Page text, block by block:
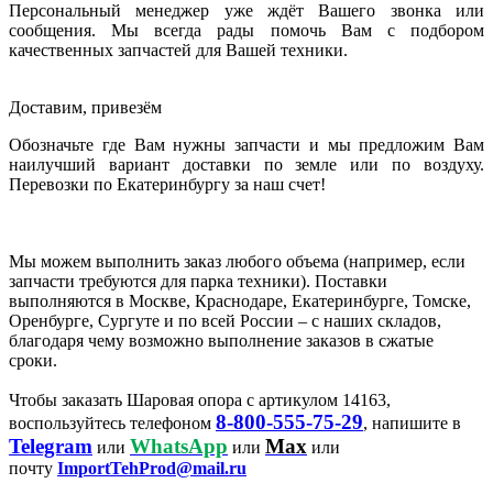
Персональный менеджер уже ждёт Вашего звонка или
сообщения. Мы всегда рады помочь Вам с подбором
качественных запчастей для Вашей техники.
Доставим, привезём
Обозначьте где Вам нужны запчасти и мы предложим Вам
наилучший вариант доставки по земле или по воздуху.
Перевозки по Екатеринбургу за наш счет!
Мы можем выполнить заказ любого объема (например, если
запчасти требуются для парка техники). Поставки
выполняются в Москве, Краснодаре, Екатеринбурге, Томске,
Оренбурге, Сургуте и по всей России – с наших складов,
благодаря чему возможно выполнение заказов в сжатые
сроки.
Чтобы заказать Шаровая опора с артикулом 14163,
воспользуйтесь телефоном 8-800-555-75-29, напишите в
Telegram или WhatsApp или Max или
почту ImportTehProd@mail.ru